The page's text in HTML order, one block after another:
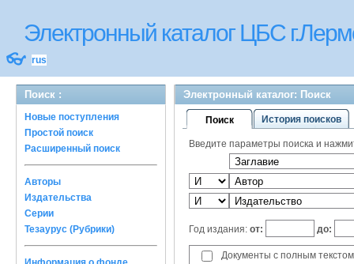
Электронный каталог ЦБС
👓 rus
Поиск :
Новые поступления
Простой поиск
Расширенный поиск
Авторы
Издательства
Серии
Тезаурус (Рубрики)
Электронный каталог: Поиск
Поиск История поисков
Введите параметры поиска и
Год издания: от: до:
Документы с полным текстом